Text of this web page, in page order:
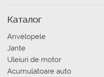
Каталог
Anvelopele
Jante
Uleiuri de motor
Acumulatoare auto